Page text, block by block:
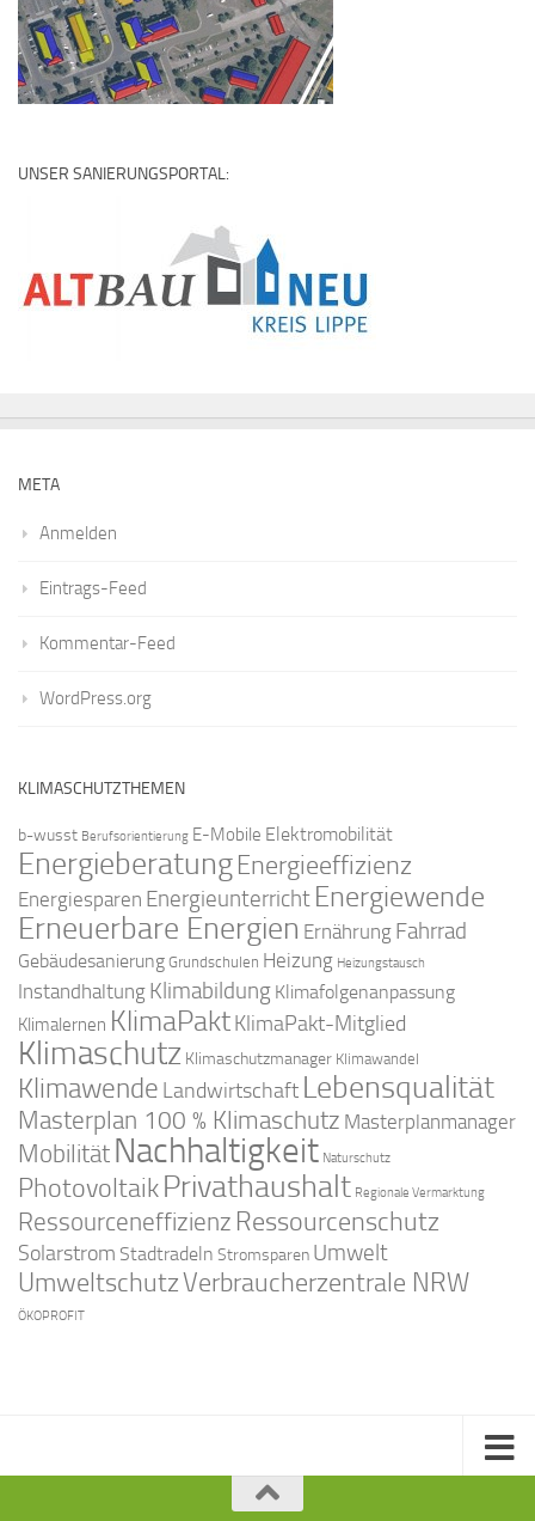
UNSER SANIERUNGSPORTAL:
META
Anmelden
Eintrags-Feed
Kommentar-Feed
WordPress.org
KLIMASCHUTZTHEMEN
b-wusst Berufsorientierung E-Mobile Elektromobilität
EnergieberatungEnergieeffizienz
Energiesparen Energieunterricht Energiewende
Erneuerbare Energien Ernährung Fahrrad
Gebäudesanierung Grundschulen Heizung Heizungstausch
Instandhaltung Klimabildung Klimafolgenanpassung
Klimalernen KlimaPaktKlimaPakt-Mitglied
Klimaschutz Klimaschutzmanager Klimawandel
Klimawende Landwirtschaft Lebensqualität
Masterplan 100 % Klimaschutz Masterplanmanager
Mobilität Nachhaltigkeit Naturschutz
PhotovoltaikPrivathaushalt Regionale Vermarktung
Ressourceneffizienz Ressourcenschutz
Solarstrom Stadtradeln Stromsparen Umwelt
UmweltschutzVerbraucherzentrale NRW
ÖKOPROFIT